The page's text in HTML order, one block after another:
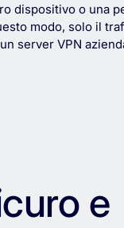
dispositivo o una
modo, solo il
un server VPN
e